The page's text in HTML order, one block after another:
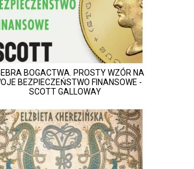
BOGACTWA. PROSTY WZÓR NA
BEZPIECZEŃSTWO FINANSOWE -
SCOTT GALLOWAY